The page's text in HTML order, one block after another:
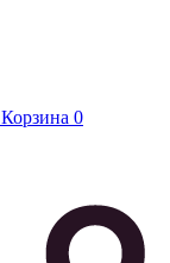
Корзина 0